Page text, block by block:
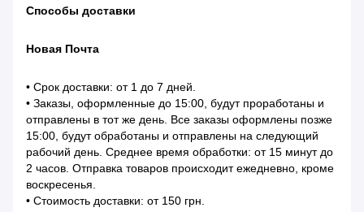
Способы доставки
Новая Почта
• Срок доставки: от 1 до 7 дней.
• Заказы, оформленные до 15:00, будут проработаны и
отправлены в тот же день. Все заказы оформлены позже
15:00, будут обработаны и отправлены на следующий
рабочий день. Среднее время обработки: от 15 минут до
2 часов. Отправка товаров происходит ежедневно, кроме
воскресенья.
• Стоимость доставки: от 150 грн.